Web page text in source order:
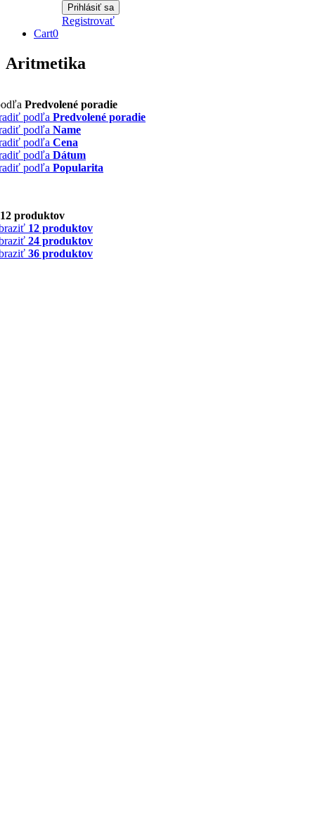
Registrovať
Cart0
Aritmetika
Predvolené poradie
podľa Predvolené poradie
podľa Name
podľa Cena
podľa Dátum
podľa Popularita
12 produktov
12 produktov
24 produktov
36 produktov